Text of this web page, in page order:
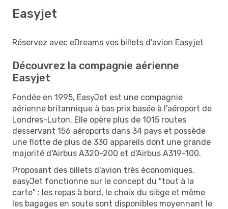
Easyjet
Réservez avec eDreams vos billets d'avion Easyjet
Découvrez la compagnie aérienne
Easyjet
Fondée en 1995, EasyJet est une compagnie
aérienne britannique à bas prix basée à l'aéroport de
Londres-Luton. Elle opère plus de 1015 routes
desservant 156 aéroports dans 34 pays et possède
une flotte de plus de 330 appareils dont une grande
majorité d'Airbus A320-200 et d'Airbus A319-100.
Proposant des billets d'avion très économiques,
easyJet fonctionne sur le concept du "tout à la
carte" : les repas à bord, le choix du siège et même
les bagages en soute sont disponibles moyennant le